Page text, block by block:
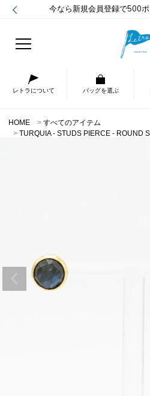
今なら新規会員登録で500
レトラについて バッグを選ぶ
HOME
すべてのアイテム
TURQUIA - STUDS PIERCE - ROUND